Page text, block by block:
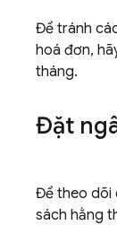
Để tránh
hoá đơn,
tháng.
Đặt
Để theo dõi
sách hằng